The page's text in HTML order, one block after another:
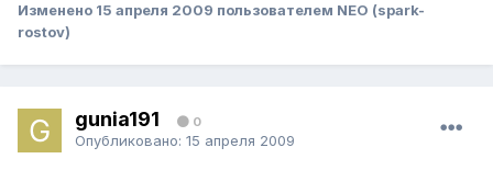
Изменено 15 апреля 2009 пользователем NEO (spark-
rostov)
gunia191 0
Опубликовано: 15 апреля 2009